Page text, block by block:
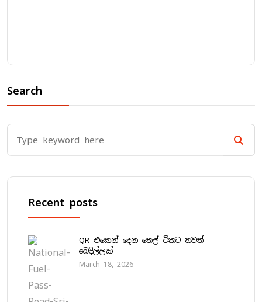
Search
Recent posts
QR එකෙන් දෙන තෙල් ටිකට තවත්
බෙදිල්ලක්
March 18, 2026